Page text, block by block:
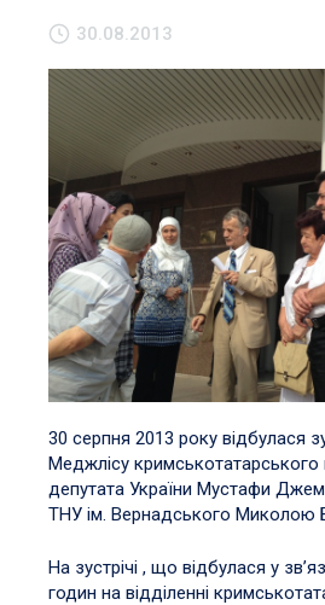
30.08.2013
30 серпня 2013 року відбулася
Меджлісу
депутата України Мустафи
ТНУ ім. Вернадського Миколою
На зустрічі , що відбулася у
годин на відділенні